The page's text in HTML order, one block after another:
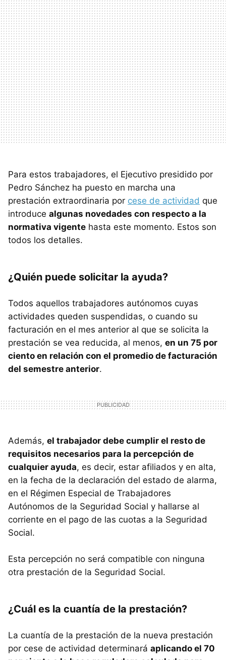
Para estos trabajadores, el Ejecutivo presidido por
Pedro Sánchez ha puesto en marcha una
prestación extraordinaria por cese de actividad que
introduce algunas novedades con respecto a la
normativa vigente hasta este momento. Estos son
todos los detalles.
¿Quién puede solicitar la ayuda?
Todos aquellos trabajadores autónomos cuyas
actividades queden suspendidas, o cuando su
facturación en el mes anterior al que se solicita la
prestación se vea reducida, al menos, en un 75 por
ciento en relación con el promedio de facturación
del semestre anterior.
Además, el trabajador debe cumplir el resto de
requisitos necesarios para la percepción de
cualquier ayuda, es decir, estar afiliados y en alta,
en la fecha de la declaración del estado de alarma,
en el Régimen Especial de Trabajadores
Autónomos de la Seguridad Social y hallarse al
corriente en el pago de las cuotas a la Seguridad
Social.
Esta percepción no será compatible con ninguna
otra prestación de la Seguridad Social.
¿Cuál es la cuantía de la prestación?
La cuantía de la prestación de la nueva prestación
por cese de actividad determinará aplicando el 70